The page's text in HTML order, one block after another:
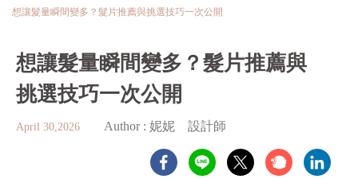
想讓髮量瞬間變多？髮片推薦與挑選技巧一次公開
想讓髮量瞬間變多？髮片推薦與
挑選技巧一次公開
April 30,2026 Author : 妮妮 設計師